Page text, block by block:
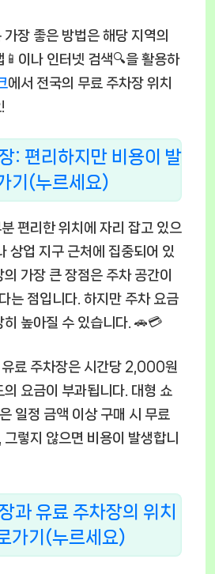
장 좋은 방법은 해당 지역의
📱이나 인터넷 검색🔍을 활용하
에서 전국의 무료 주차장 위치
: 편리하지만 비용이 발
기(누르세요)
편리한 위치에 자리 잡고 있으
상업 지구 근처에 집중되어 있
가장 큰 장점은 주차 공간이
는 점입니다. 하지만 주차 요금
히 높아질 수 있습니다. 🚗💳
유료 주차장은 시간당 2,000원
요금이 부과됩니다. 대형 쇼
일정 금액 이상 구매 시 무료
렇지 않으면 비용이 발생합니
과 유료 주차장의 위치
가기(누르세요)